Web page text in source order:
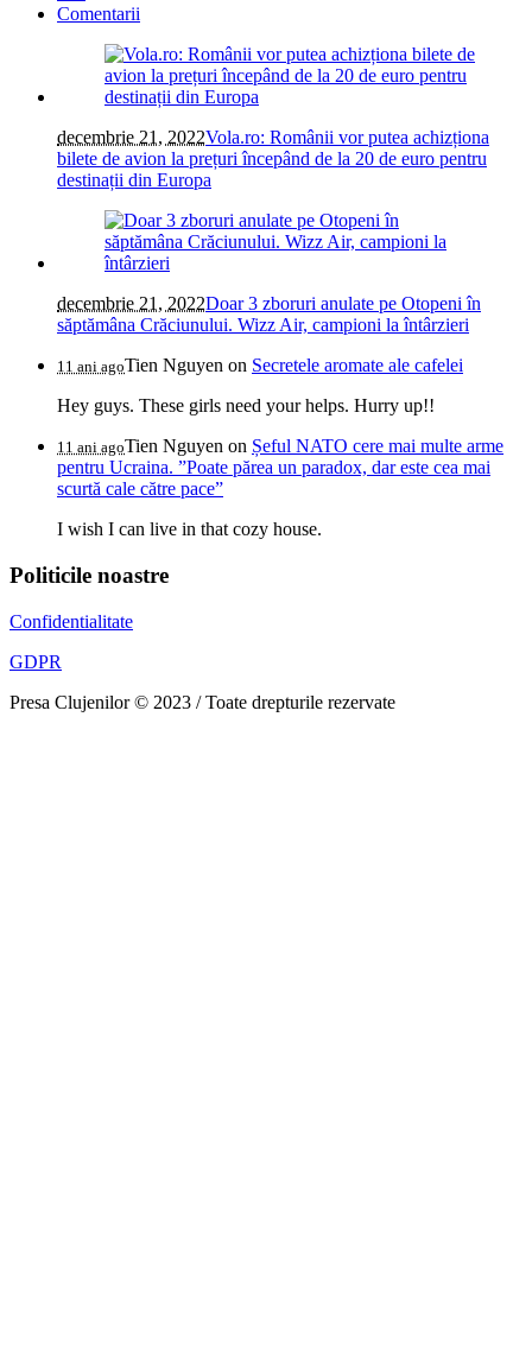
Comentarii
decembrie 21, 2022Vola.ro: Românii vor putea achizționa
bilete de avion la prețuri începând de la 20 de euro pentru
destinații din Europa
decembrie 21, 2022Doar 3 zboruri anulate pe Otopeni în
săptămâna Crăciunului. Wizz Air, campioni la întârzieri
11 ani agoTien Nguyen on Secretele aromate ale cafelei
Hey guys. These girls need your helps. Hurry up!!
11 ani agoTien Nguyen on Șeful NATO cere mai multe arme
pentru Ucraina. ”Poate părea un paradox, dar este cea mai
scurtă cale către pace”
I wish I can live in that cozy house.
Politicile noastre
Confidentialitate
GDPR
Presa Clujenilor © 2023 / Toate drepturile rezervate